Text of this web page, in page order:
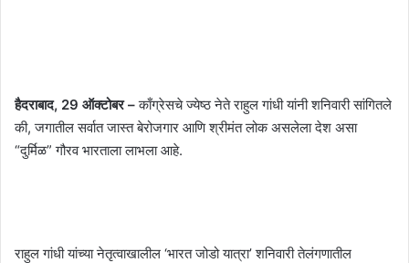
हैदराबाद, 29 ऑक्टोबर –काँग्रेसचे ज्येष्ठ नेते राहुल गांधी यांनी शनिवारी सांगितले
की, जगातील सर्वात जास्त बेरोजगार आणि श्रीमंत लोक असलेला देश असा
“दुर्मिळ” गौरव भारताला लाभला आहे.
राहुल गांधी यांच्या नेतृत्वाखालील ‘भारत जोडो यात्रा’ शनिवारी तेलंगणातील